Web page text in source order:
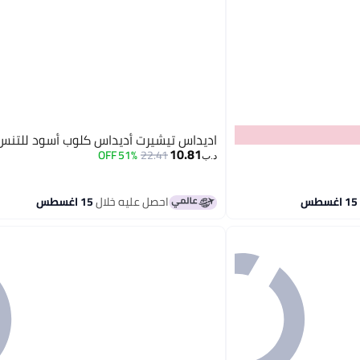
اديداس تيشيرت أديداس كلوب أسود
د.ب‏10.81
22.41
51% OFF
احصل عليه خلال15 اغسطس